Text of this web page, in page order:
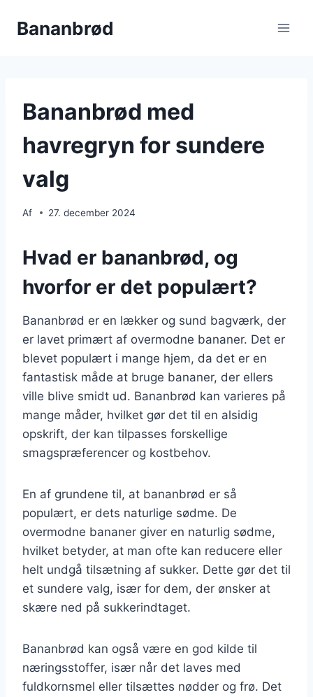
Bananbrød
Bananbrød med
havregryn for sundere
valg
Af 27. december 2024
Hvad er bananbrød, og
hvorfor er det populært?
Bananbrød er en lækker og sund bagværk, der
er lavet primært af overmodne bananer. Det er
blevet populært i mange hjem, da det er en
fantastisk måde at bruge bananer, der ellers
ville blive smidt ud. Bananbrød kan varieres på
mange måder, hvilket gør det til en alsidig
opskrift, der kan tilpasses forskellige
smagspræferencer og kostbehov.
En af grundene til, at bananbrød er så
populært, er dets naturlige sødme. De
overmodne bananer giver en naturlig sødme,
hvilket betyder, at man ofte kan reducere eller
helt undgå tilsætning af sukker. Dette gør det til
et sundere valg, især for dem, der ønsker at
skære ned på sukkerindtaget.
Bananbrød kan også være en god kilde til
næringsstoffer, især når det laves med
fuldkornsmel eller tilsættes nødder og frø. Det